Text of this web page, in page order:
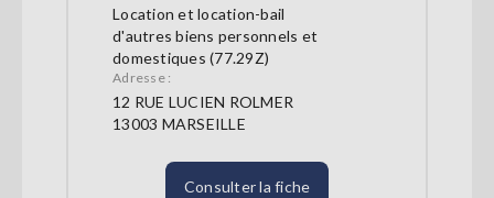
Location et location-bail
d'autres biens personnels et
domestiques (77.29Z)
Adresse :
12 RUE LUCIEN ROLMER
13003 MARSEILLE
Consulter la fiche